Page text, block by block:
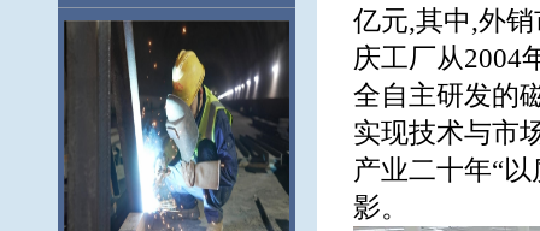
亿元,其中,外
庆工厂从2004
全自主研发的
实现技术与市
产业二十年“
影。